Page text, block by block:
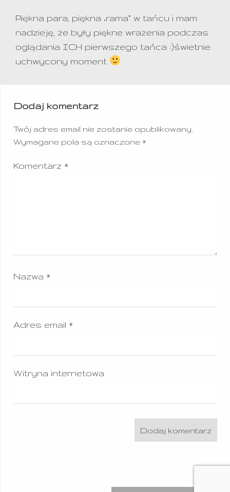
Piękna para, piękna „rama” w tańcu i mam
nadzieję, że były piękne wrażenia podczas
oglądania ICH pierwszego tańca :)świetnie
uchwycony moment
Dodaj komentarz
Twój adres email nie zostanie opublikowany.
Wymagane pola są oznaczone *
Komentarz *
Nazwa *
Adres email *
Witryna internetowa